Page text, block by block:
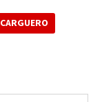
CARGUERO